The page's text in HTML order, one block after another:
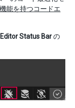
能を持つコードエ
Status Barの